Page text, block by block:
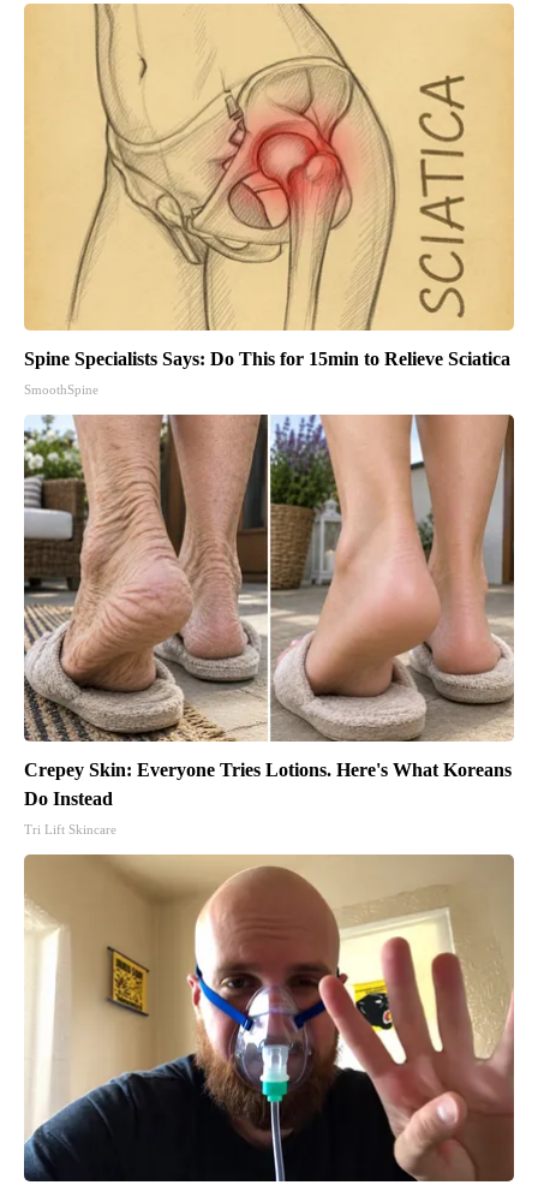
Spine Specialists Says: Do This for 15min to Relieve Sciatica
SmoothSpine
Crepey Skin: Everyone Tries Lotions. Here's What Koreans
Do Instead
Tri Lift Skincare